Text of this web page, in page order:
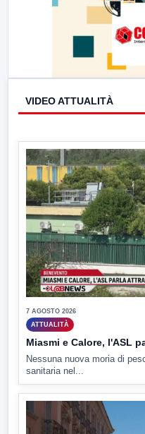
VIDEO ATTUALITÀ
7 AGOSTO 2026
ATTUALITÀ
Miasmi e Calore, l'ASL
Nessuna nuova moria di
sanitaria nel...